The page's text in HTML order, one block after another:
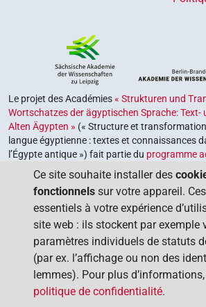
Le projet des Académies« Strukturen und
Wortschatzes der ägyptischen Sprache: Text-
Alten Ägypten » (« Structure et
langue égyptienne : textes et connaissances
l’Égypte antique ») fait partie du programme
le gouvernement fédéral et les gouvernements
République fédérale d’Allemagne, dont le but
retrouver et explorer notre héritage culturel.
coordonné par l’Union des académies
des lettres .
Ce site souhaite installer des
fonctionnels sur votre appareil.
essentiels à votre expérience
site web : ils stockent par exemple
paramètres individuels de statuts
(par ex. l’affichage ou non des
lemmes). Pour plus
politique de confidentialité.